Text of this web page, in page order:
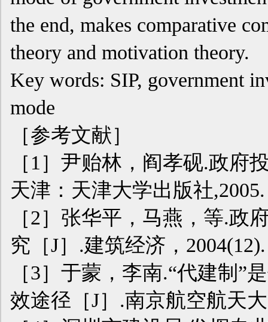
the end, makes comparative
theory and motivation theory.
Key words: SIP, government
mode
［参考文献］
［1］尹贻林，阎孝砚.政府
天津：天津大学出版社,2005.
［2］张华平，马燕，等.政
究［J］.建筑经济，2004(12).
［3］于蒙，李南.“代建制”
效途径［J］.南京航空航天